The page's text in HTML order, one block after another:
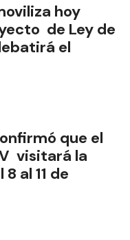
hoy
de Ley de
el
que el
visitará la
al 11 de